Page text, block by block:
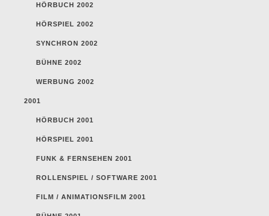
HÖRBUCH 2002
HÖRSPIEL 2002
SYNCHRON 2002
BÜHNE 2002
WERBUNG 2002
2001
HÖRBUCH 2001
HÖRSPIEL 2001
FUNK & FERNSEHEN 2001
ROLLENSPIEL / SOFTWARE 2001
FILM / ANIMATIONSFILM 2001